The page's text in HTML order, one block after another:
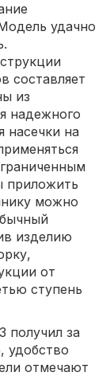
удачно
составляет
из
надежного
насечки на
приложить
можно
изделию
от
ступень
получил за
удобство
отмечают